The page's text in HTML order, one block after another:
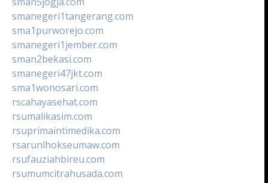
smanegeri1tangerang.com
sma1purworejo.com
smanegeri1jember.com
sman2bekasi.com
smanegeri47jkt.com
sma1wonosari.com
rscahayasehat.com
rsumalikasim.com
rsuprimaintimedika.com
rsarunlhokseumaw.com
rsufauziahbireu.com
rsumumcitrahusada.com